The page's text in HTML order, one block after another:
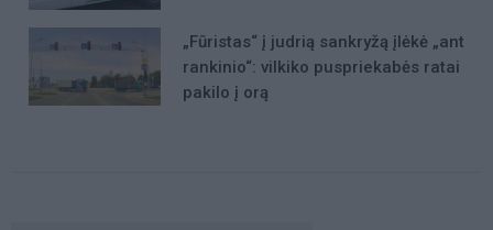
„Fūristas“ į judrią sankryžą įlėkė „ant
rankinio“: vilkiko puspriekabės ratai
pakilo į orą